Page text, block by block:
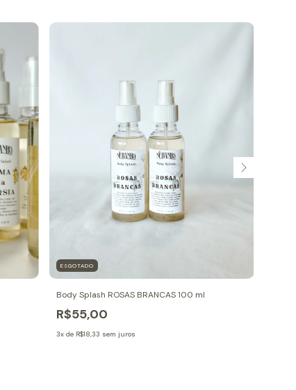
ESGOTADO
Body Splash ROSAS BRANCAS 100 ml
R$55,00
3x de R$18,33 sem juros